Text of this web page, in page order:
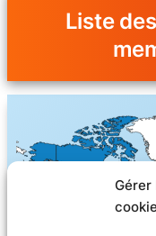
Gérer
Liste